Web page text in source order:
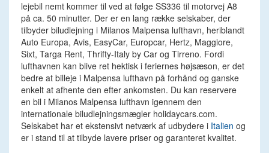
lejebil nemt kommer til ved at følge SS336 til motorvej A8
på ca. 50 minutter. Der er en lang række selskaber, der
tilbyder biludlejning i Milanos Malpensa lufthavn, heriblandt
Auto Europa, Avis, EasyCar, Europcar, Hertz, Maggiore,
Sixt, Targa Rent, Thrifty-Italy by Car og Tirreno. Fordi
lufthavnen kan blive ret hektisk i feriernes højsæson, er det
bedre at billeje i Malpensa lufthavn på forhånd og ganske
enkelt at afhente den efter ankomsten. Du kan reservere
en bil i Milanos Malpensa lufthavn igennem den
internationale biludlejningsmægler holidaycars.com.
Selskabet har et ekstensivt netværk af udbydere i Italien og
er i stand til at tilbyde lavere priser og garanteret kvalitet.